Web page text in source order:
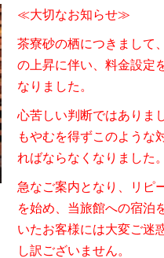
≪大切なお知らせ≫
茶寮砂の栖につきまして
の上昇に伴い、料金設定
なりました。
心苦しい判断ではありま
もやむを得ずこのような
ればならなくなりました。
急なご案内となり、リピ
を始め、当旅館への宿泊
いたお客様には大変ご迷
し訳ございません。